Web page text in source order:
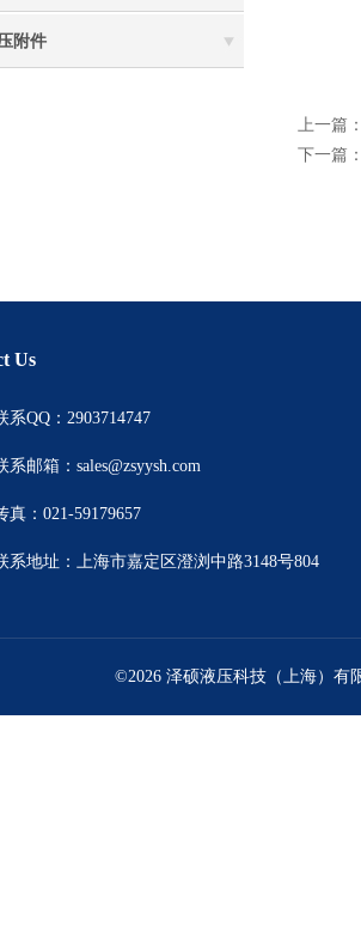
附件
上一篇
下一篇
Us
系QQ：2903714747
系邮箱：sales@zsyysh.com
真：021-59179657
系地址：上海市嘉定区澄浏中路3148号804
©2026 泽硕液压科技（上海）有